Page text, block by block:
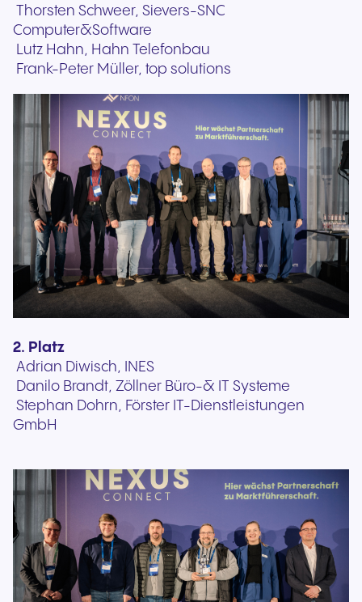
Thorsten Schweer, Sievers-SNC
Computer&Software
Lutz Hahn, Hahn Telefonbau
Frank-Peter Müller, top solutions
2. Platz
Adrian Diwisch, INES
Danilo Brandt, Zöllner Büro-& IT Systeme
Stephan Dohrn, Förster IT-Dienstleistungen
GmbH